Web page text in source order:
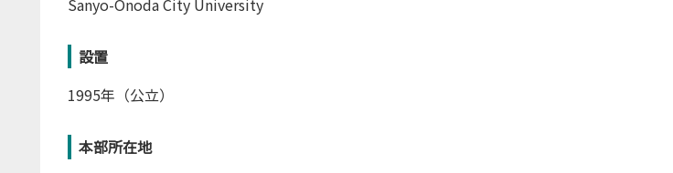
Sanyo-Onoda City University
設置
1995年（公立）
本部所在地